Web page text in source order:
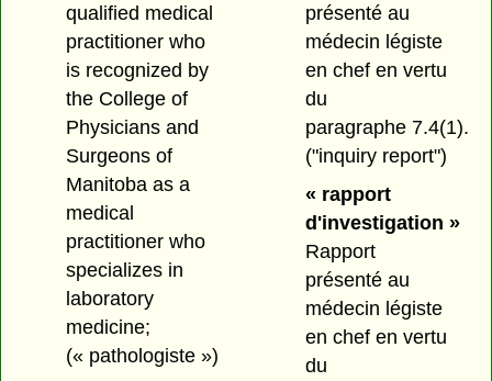
qualified medical
practitioner who
is recognized by
the College of
Physicians and
Surgeons of
Manitoba as a
medical
practitioner who
specializes in
laboratory
medicine;
(« pathologiste »)
présenté au
médecin légiste
en chef en vertu
du
paragraphe 7.4(1).
("inquiry report")
« rapport
d'investigation »
Rapport
présenté au
médecin légiste
en chef en vertu
du